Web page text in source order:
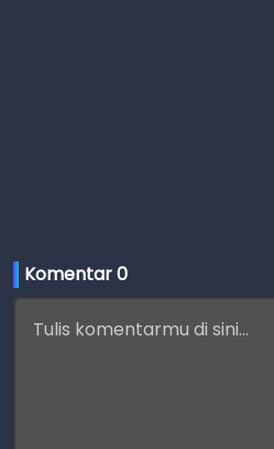
Komentar 0